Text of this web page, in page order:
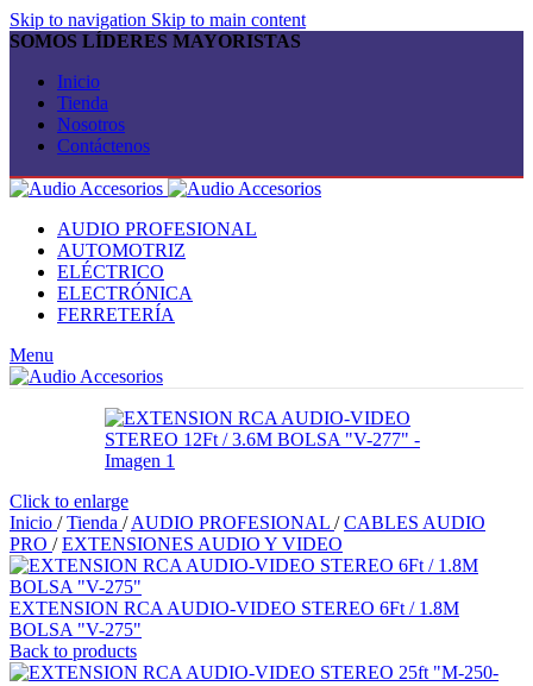
Skip to navigation Skip to main content
SOMOS LÍDERES MAYORISTAS
Inicio
Tienda
Nosotros
Contáctenos
AUDIO PROFESIONAL
AUTOMOTRIZ
ELÉCTRICO
ELECTRÓNICA
FERRETERÍA
Menu
Click to enlarge
Inicio / Tienda / AUDIO PROFESIONAL / CABLES AUDIO
PRO / EXTENSIONES AUDIO Y VIDEO
EXTENSION RCA AUDIO-VIDEO STEREO 6Ft / 1.8M
BOLSA "V-275"
Back to products